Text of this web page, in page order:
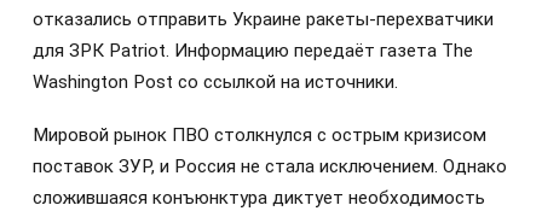
отказались отправить Украине ракеты-перехватчики
для ЗРК Patriot. Информацию передаёт газета The
Washington Post со ссылкой на источники.
Мировой рынок ПВО столкнулся с острым кризисом
поставок ЗУР, и Россия не стала исключением. Однако
сложившаяся конъюнктура диктует необходимость